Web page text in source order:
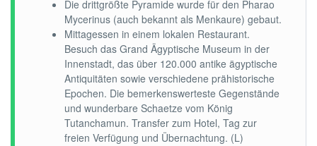
Die drittgrößte Pyramide wurde für den Pharao
Mycerinus (auch bekannt als Menkaure) gebaut.
Mittagessen in einem lokalen Restaurant.
Besuch das Grand Ägyptische Museum in der
Innenstadt, das über 120.000 antike ägyptische
Antiquitäten sowie verschiedene prähistorische
Epochen. Die bemerkenswerteste Gegenstände
und wunderbare Schaetze vom König
Tutanchamun. Transfer zum Hotel, Tag zur
freien Verfügung und Übernachtung. (L)